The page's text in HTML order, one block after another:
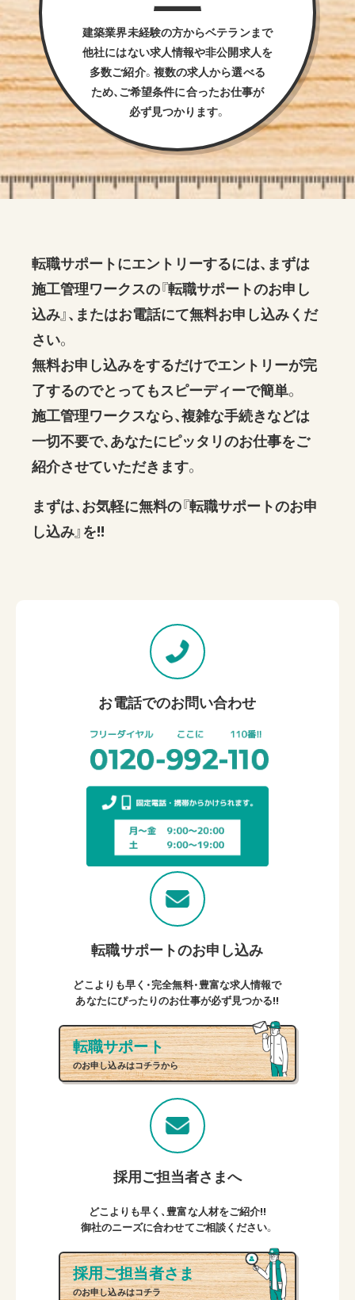
建築業界未経験の方からベテランまで
他社にはない求人情報や非公開求人を
多数ご紹介。複数の求人から選べる
ため、ご希望条件に合ったお仕事が
必ず見つかります。
転職サポートにエントリーするには、まずは
施工管理ワークスの『転職サポートのお申し
込み』、またはお電話にて無料お申し込みくだ
さい。
無料お申し込みをするだけでエントリーが完
了するのでとってもスピーディーで簡単。
施工管理ワークスなら、複雑な手続きなどは
一切不要で、あなたにピッタリのお仕事をご
紹介させていただきます。
まずは、お気軽に無料の『転職サポートのお申
し込み』を!!
お電話でのお問い合わせ
転職サポートのお申し込み
どこよりも早く・完全無料・豊富な求人情報で
あなたにぴったりのお仕事が必ず見つかる!!
転職サポート
のお申し込みはコチラから
採用ご担当者さまへ
どこよりも早く、豊富な人材をご紹介!!
御社のニーズに合わせてご相談ください。
採用ご担当者さま
のお申し込みはコチラ